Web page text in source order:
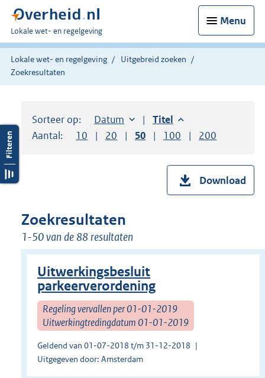
Menu
U
bent
hier:
Lokale wet- en regelgeving
Lokale wet- en regelgeving
Uitgebreid zoeken
Zoekresultaten
Sorteer op: Sorteer op:
Datum aflopendSorteer op:
Titel aflopend
Aantal:
Toon
10 resultaten per pagina
Toon
20 resultaten per pagina
Toon
50 resultaten per pagina
Toon
100 resultaten per
Toon
200
Download
Zoekresultaten
1-50 van de 88 resultaten
Uitwerkingsbesluit
parkeerverordening
Regeling vervallen per 01-01-2019
Uitwerkingtredingdatum 01-01-2019
Geldend van 01-07-2018 t/m 31-12-2018
Uitgegeven door: Amsterdam